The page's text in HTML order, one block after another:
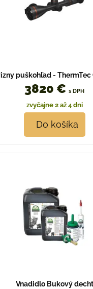
puškohľad - ThermTec
3820 € s DPH
zvyčajne 2 až 4 dni
Do košíka
Vnadidlo Bukový decht